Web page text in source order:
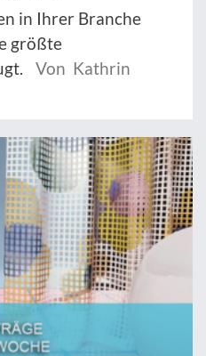
in Ihrer Branche
größte
Von Kathrin